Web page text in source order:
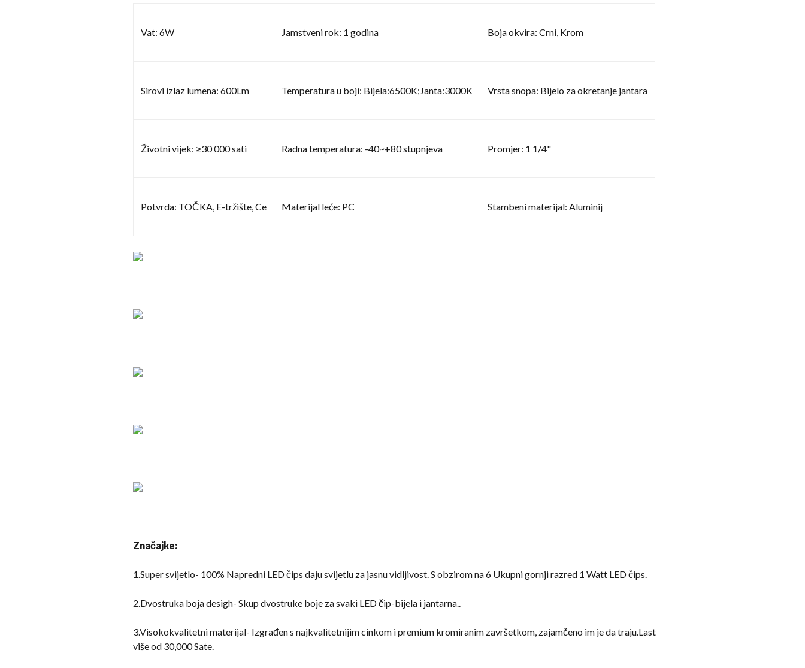
Vat: 6W Jamstveni rok: 1 godina Boja okvira: Crni, Krom
Sirovi izlaz lumena: 600Lm Temperatura u boji: Bijela:6500K;Janta:3000K Vrsta snopa: Bijelo za okretanje jantara
Životni vijek: ≥30 000 sati Radna temperatura: -40~+80 stupnjeva Promjer: 1 1/4"
Potvrda: TOČKA, E-tržište, Ce Materijal leće: PC Stambeni materijal: Aluminij
Značajke:
1.Super svijetlo- 100% Napredni LED čips daju svijetlu za jasnu vidljivost. S obzirom na 6 Ukupni gornji razred 1 Watt LED čips.
2.Dvostruka boja desigh- Skup dvostruke boje za svaki LED čip-bijela i jantarna..
3.Visokokvalitetni materijal- Izgrađen s najkvalitetnijim cinkom i premium kromiranim završetkom, zajamčeno im je da traju.Last
više od 30,000 Sate.